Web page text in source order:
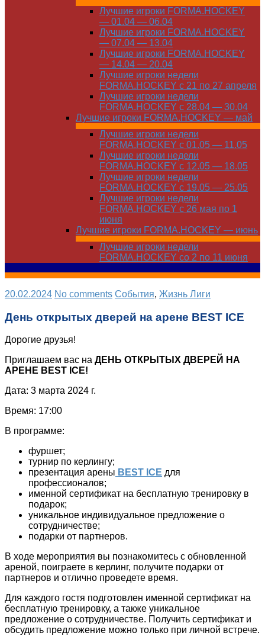
Лучшие игроки FORMA.HOCKEY
— 01.04 — 06.04
Лучшие игроки FORMA.HOCKEY
— 07.04 — 13.04
Лучшие игроки FORMA.HOCKEY
— 14.04 — 20.04
Лучшие игроки недели
FORMA.HOCKEY с 21 по 27 апреля
Лучшие игроки недели
FORMA.HOCKEY с 28.04 — 30.04
Лучшие игроки FORMA.HOCKEY — май
Лучшие игроки недели
FORMA.HOCKEY с 01.05 — 11.05
Лучшие игроки недели
FORMA.HOCKEY с 12.05 — 18.05
Лучшие игроки недели
FORMA.HOCKEY с 19.05 — 25.05
Лучшие игроки недели
FORMA.HOCKEY с 26 мая по 1
июня
Лучшие игроки FORMA.HOCKEY — июнь
Лучшие игроки недели
FORMA.HOCKEY со 2 по 11 июня
20.02.2024 No comments Cобытия, Жизнь Лиги
День открытых дверей на арене BEST ICE
Дорогие друзья!
Приглашаем вас на ДЕНЬ ОТКРЫТЫХ ДВЕРЕЙ НА
АРЕНЕ BEST ICE!
Дата: 3 марта 2024 г.
Время: 17:00
В программе:
фуршет;
турнир по керлингу;
презентация арены BEST ICE для
профессионалов;
именной сертификат на бесплатную тренировку в
подарок;
уникальное индивидуальное предложение о
сотрудничестве;
подарки от партнеров.
В ходе мероприятия вы познакомитесь с обновленной
ареной, поиграете в керлинг, получите подарки от
партнеров и отлично проведете время.
Для каждого гостя подготовлен именной сертификат на
бесплатную тренировку, а также уникальное
предложение о сотрудничестве. Получить сертификат и
обсудить предложение можно только при личной встрече.